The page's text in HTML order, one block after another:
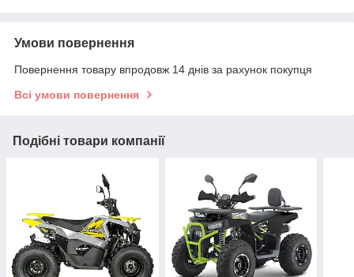
Умови повернення
Повернення товару впродовж 14 днів за рахунок покупця
Всі умови повернення
Подібні товари компанії